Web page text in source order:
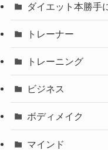
ダイエット本勝手
トレーナー
トレーニング
ビジネス
ボディメイク
マインド